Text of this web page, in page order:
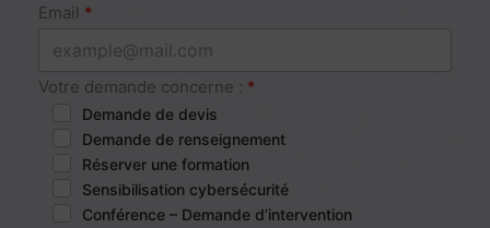
Email
Votre demande concerne :
Demande de devis
Demande de renseignement
Réserver une formation
Sensibilisation cybersécurité
Conférence – Demande d’intervention